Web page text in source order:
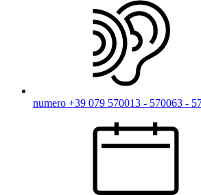
numero +39 079 570013 - 570063 -